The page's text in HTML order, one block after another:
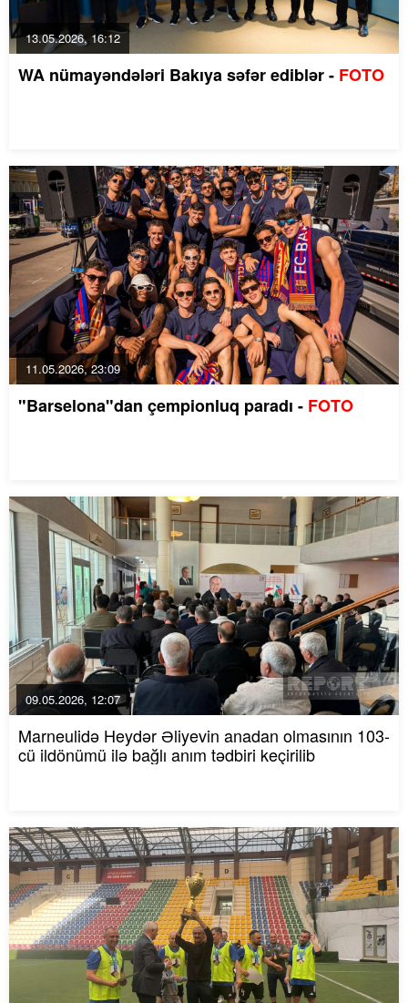
13.05.2026, 16:12
WA nümayəndələri Bakıya səfər ediblər - FOTO
11.05.2026, 23:09
"Barselona"dan çempionluq paradı - FOTO
09.05.2026, 12:07
Marneulidə Heydər Əliyevin anadan olmasının 103-
cü ildönümü ilə bağlı anım tədbiri keçirilib